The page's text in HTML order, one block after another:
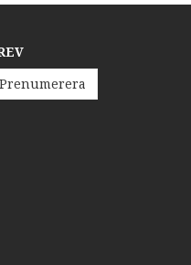
Prenumerera